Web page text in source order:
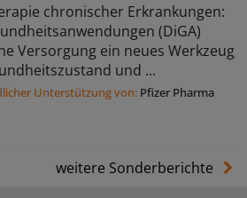
chronischer Erkrankungen:
(DiGA)
Versorgung ein neues Werkzeug
und ...
Unterstützung von: Pfizer Pharma
weitere Sonderberichte